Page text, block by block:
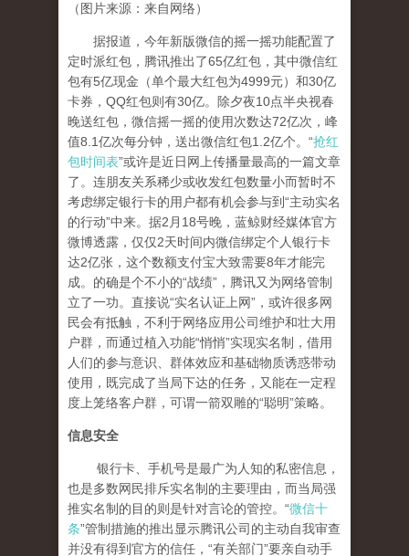
（图片来源：来自网络）
据报道，今年新版微信的摇一摇功能配置了
定时派红包，腾讯推出了65亿红包，其中微信红
包有5亿现金（单个最大红包为4999元）和30亿
卡券，QQ红包则有30亿。除夕夜10点半央视春
晚送红包，微信摇一摇的使用次数达72亿次，峰
值8.1亿次每分钟，送出微信红包1.2亿个。“抢红
包时间表”或许是近日网上传播量最高的一篇文章
了。连朋友关系稀少或收发红包数量小而暂时不
考虑绑定银行卡的用户都有机会参与到“主动实名
的行动”中来。据2月18号晚，蓝鲸财经媒体官方
微博透露，仅仅2天时间内微信绑定个人银行卡
达2亿张，这个数额支付宝大致需要8年才能完
成。的确是个不小的“战绩”，腾讯又为网络管制
立了一功。直接说“实名认证上网”，或许很多网
民会有抵触，不利于网络应用公司维护和壮大用
户群，而通过植入功能“悄悄”实现实名制，借用
人们的参与意识、群体效应和基础物质诱惑带动
使用，既完成了当局下达的任务，又能在一定程
度上笼络客户群，可谓一箭双雕的“聪明”策略。
信息安全
银行卡、手机号是最广为人知的私密信息，
也是多数网民排斥实名制的主要理由，而当局强
推实名制的目的则是针对言论的管控。“微信十
条”管制措施的推出显示腾讯公司的主动自我审查
并没有得到官方的信任，“有关部门”要亲自动手